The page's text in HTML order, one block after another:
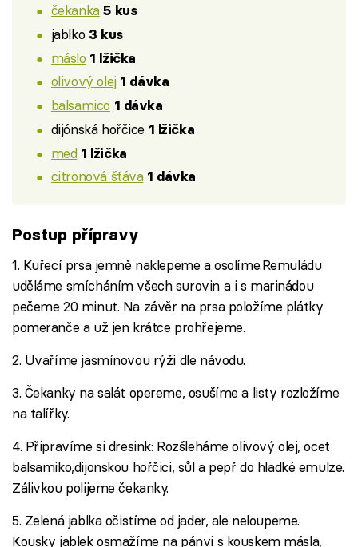
čekanka 5 kus
jablko 3 kus
máslo 1 lžička
olivový olej 1 dávka
balsamico 1 dávka
dijónská hořčice 1 lžička
med 1 lžička
citronová šťáva 1 dávka
Postup přípravy
1. Kuřecí prsa jemně naklepeme a osolíme.Remuládu
uděláme smícháním všech surovin a i s marinádou
pečeme 20 minut. Na závěr na prsa položíme plátky
pomeranče a už jen krátce prohřejeme.
2. Uvaříme jasmínovou rýži dle návodu.
3. Čekanky na salát opereme, osušíme a listy rozložíme
na talířky.
4. Připravíme si dresink: Rozšleháme olivový olej, ocet
balsamiko,dijonskou hořčici, sůl a pepř do hladké emulze.
Zálivkou polijeme čekanky.
5. Zelená jablka očistíme od jader, ale neloupeme.
Kousky jablek osmažíme na pánvi s kouskem másla,